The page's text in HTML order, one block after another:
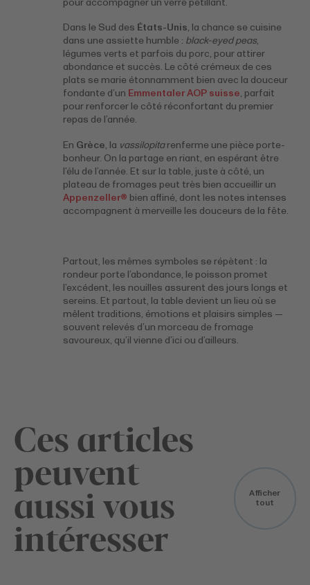
Dans le Sud des États-Unis, la chance se cuisine
dans une assiette humble : black-eyed peas,
légumes verts et parfois du porc, pour attirer
abondance et succès. Le côté crémeux de ces
plats se marie étonnamment bien avec la douceur
fondante d’un Emmentaler AOP suisse, parfait
pour renforcer le côté réconfortant du premier
repas de l’année.
En Grèce, la vassilopitarenferme une pièce porte-
bonheur. On la partage en riant, en espérant être
l’élu de l’année. Et sur la table, juste à côté, un
plateau de fromages peut très bien accueillir un
Appenzeller® bien affiné, dont les notes intenses
accompagnent à merveille les douceurs de la fête.
Partout, les mêmes symboles se répètent : la
rondeur porte l’abondance, le poisson promet
l’excédent, les nouilles assurent des jours longs et
sereins. Et partout, la table devient un lieu où se
mêlent traditions, émotions et plaisirs simples —
souvent relevés d’un morceau de fromage
savoureux, qu’il vienne d’ici ou d’ailleurs.
Ces articles
peuvent
aussi vous
intéresser
Afficher
tout